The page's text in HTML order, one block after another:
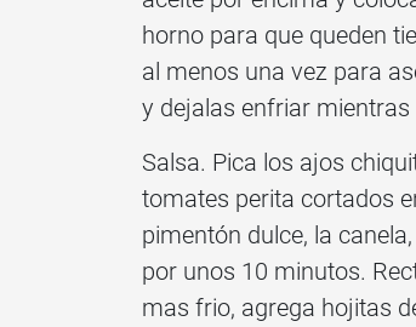
horno para que queden
al menos una vez para
y dejalas enfriar
Salsa. Pica los ajos
tomates perita cortados
pimentón dulce, la
por unos 10 minutos.
mas frio, agrega hojitas